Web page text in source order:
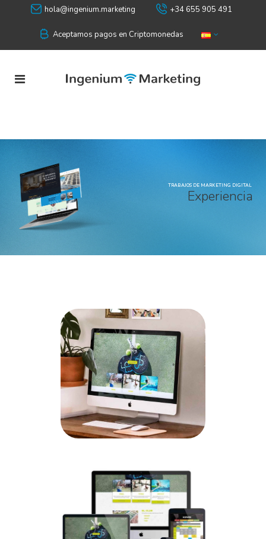
hola@ingenium.marketing +34 655 905 491
Aceptamos pagos en Criptomonedas
TRABAJOS DE MARKETING DIGITAL
Experiencia